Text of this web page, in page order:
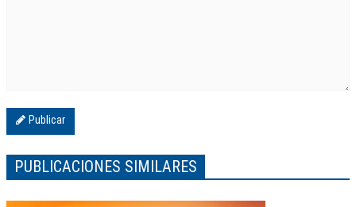
Publicar
PUBLICACIONES SIMILARES